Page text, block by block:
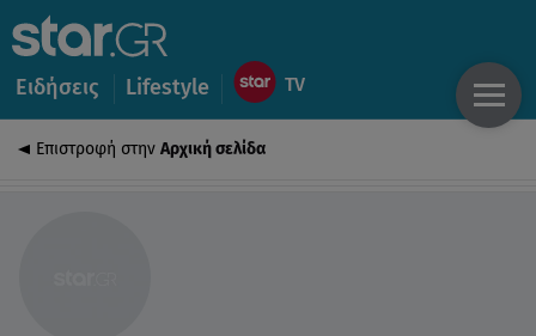
Ειδήσεις Lifestyle
Επιστροφή στην Αρχική σελίδα